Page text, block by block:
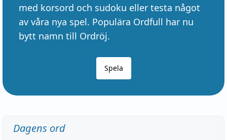
med korsord och sudoku eller testa något
av våra nya spel. Populära Ordfull har nu
bytt namn till Ordröj.
Spela
Dagens ord